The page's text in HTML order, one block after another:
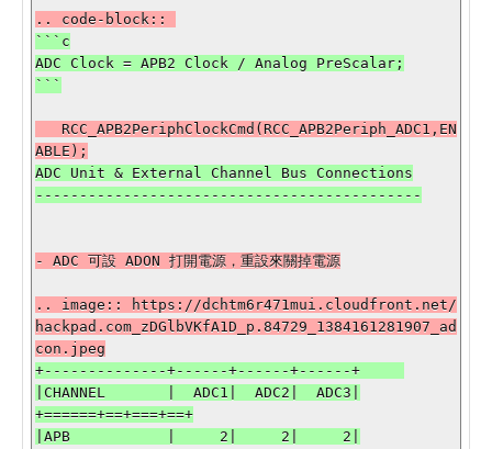
```c
ADC Clock = APB2 Clock / Analog PreScalar;
ADC Unit & External Channel Bus Connections
.. image:: https://dchtm6r471mui.cloudfront.net/
hackpad.com_zDGlbVKfA1D_p.84729_1384161281907_ad
+--------------+------+------+------+
|CHANNEL       |  ADC1|  ADC2|  ADC3|
+======+==+===+==+
|APB           |     2|     2|     2|